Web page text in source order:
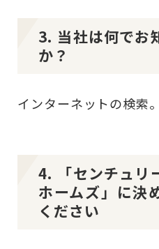
3. 当社は何でお
か？
インターネットの検索。
4. 「センチュリ
ホームズ」に決
ください